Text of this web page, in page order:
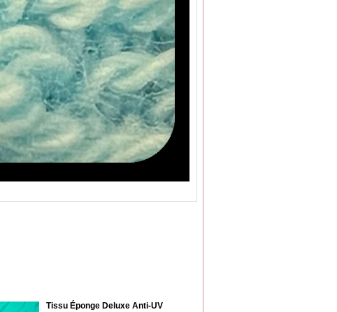
Tissu Éponge Deluxe Anti-UV